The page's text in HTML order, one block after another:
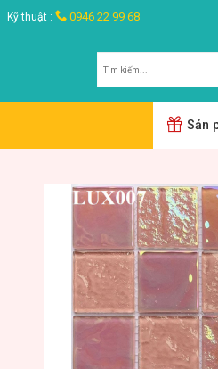
Kỹ thuật : 0946 22 99 68
Sản